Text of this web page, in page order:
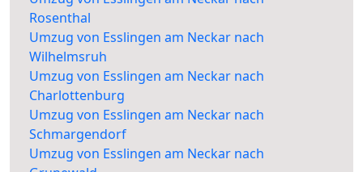
Rosenthal
Umzug von Esslingen am Neckar nach
Wilhelmsruh
Umzug von Esslingen am Neckar nach
Charlottenburg
Umzug von Esslingen am Neckar nach
Schmargendorf
Umzug von Esslingen am Neckar nach